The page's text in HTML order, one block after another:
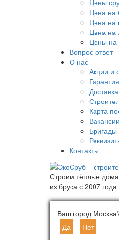
Цены
Цена на
Цена на
Цена на
Цены на
Вопрос-ответ
О нас
Акции и
Гарантия
Карта
Вакансии
Бригады
Контакты
Строим тёплые дома
из бруса с 2007 года
Ваш город:
Ваш город
Да
Нет
Выберите